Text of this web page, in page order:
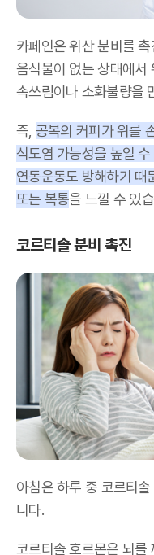
카페인은 위산 분비를
음식물이 없는 상태에서
속쓰림이나 소화불량을
즉, 공복의 커피가 위를
식도염 가능성을 높일 수
연동운동도 방해하기 때
또는 복통을 느낄 수 있
코르티솔 분비 촉진
아침은 하루 중 코르티
니다.
코르티솔 호르몬은 뇌를